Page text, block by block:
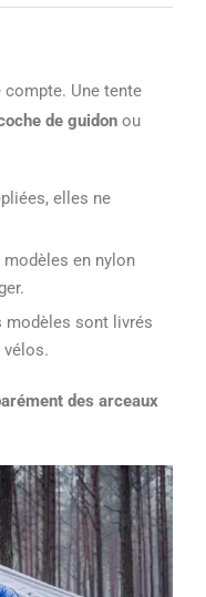
compte. Une tente
de guidon ou
elles ne
modèles en nylon
modèles sont livrés
vélos.
des arceaux